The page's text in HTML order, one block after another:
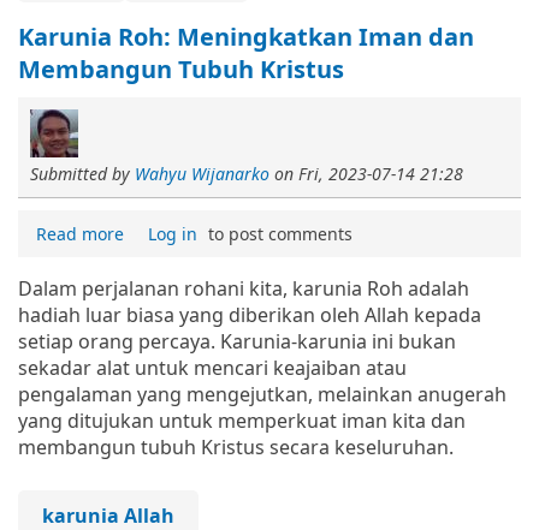
Karunia Roh: Meningkatkan Iman dan
Membangun Tubuh Kristus
Submitted by Wahyu Wijanarko on Fri, 2023-07-14 21:28
Read more Log in to post comments
Dalam perjalanan rohani kita, karunia Roh adalah
hadiah luar biasa yang diberikan oleh Allah kepada
setiap orang percaya. Karunia-karunia ini bukan
sekadar alat untuk mencari keajaiban atau
pengalaman yang mengejutkan, melainkan anugerah
yang ditujukan untuk memperkuat iman kita dan
membangun tubuh Kristus secara keseluruhan.
karunia Allah